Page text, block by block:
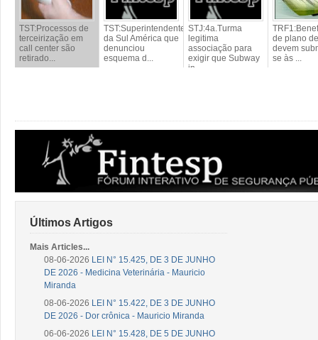
TST:Processos de
terceirização em
call center são
retirado...
TST:Superintendente
da Sul América que
denunciou
esquema d...
STJ:4a.Turma
legitima
associação para
exigir que Subway
in...
de plano
devem
se às ...
Últimos Artigos
Mais Articles...
08-06-2026 LEI N° 15.425, DE 3 DE JUNHO
DE 2026 - Medicina Veterinária - Mauricio
Miranda
08-06-2026 LEI N° 15.422, DE 3 DE JUNHO
DE 2026 - Dor crônica - Mauricio Miranda
06-06-2026 LEI N° 15.428, DE 5 DE JUNHO